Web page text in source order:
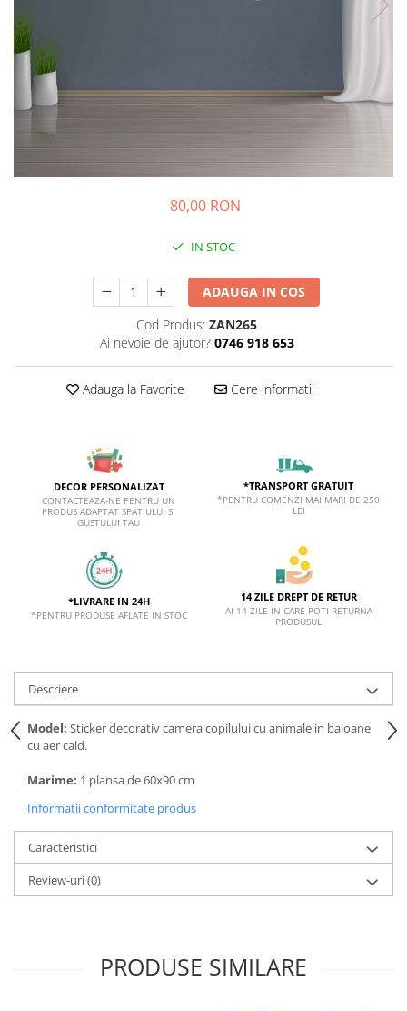
Sticker Harta Lumii
Stickere Cu Model Repetitiv
Stickere Perete Pentru Camera De
Stickere Pentru Bucatarie
Stickere pentru Usi
80,00 RON
IN STOC
ADAUGA IN COS
Cod Produs: ZAN265
Ai nevoie de ajutor? 0746 918 653
Adauga la Favorite Cere informatii
DECOR PERSONALIZAT
CONTACTEAZA-NE PENTRU UN
PRODUS ADAPTAT SPATIULUI SI
GUSTULUI TAU
*TRANSPORT GRATUIT
*PENTRU COMENZI MAI MARI DE 250
LEI
*LIVRARE IN 24H
*PENTRU PRODUSE AFLATE IN STOC
14 ZILE DREPT DE RETUR
AI 14 ZILE IN CARE POTI RETURNA
PRODUSUL
Descriere
Model: Sticker decorativ camera copilului cu animale in baloane
cu aer cald.
Marime: 1 plansa de 60x90 cm
Informatii conformitate produs
Caracteristici
Review-uri(0)
PRODUSE SIMILARE